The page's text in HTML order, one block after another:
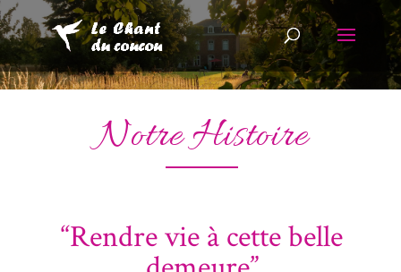
Notre Histoire
“Rendre vie à cette belle